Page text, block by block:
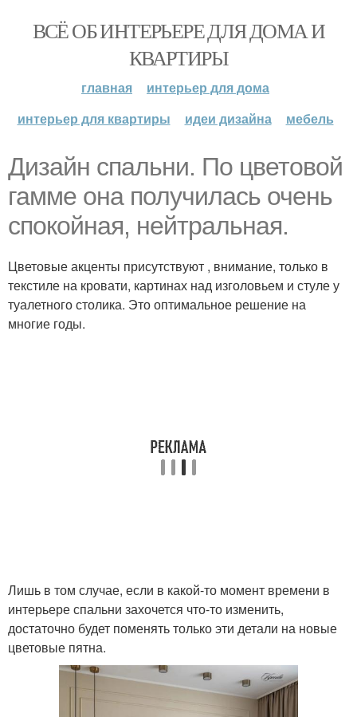
ВСЁ ОБ ИНТЕРЬЕРЕ ДЛЯ ДОМА И
КВАРТИРЫ
главная
интерьер для дома
интерьер для квартиры
идеи дизайна мебель
Дизайн спальни. По цветовой
гамме она получилась очень
спокойная, нейтральная.
Цветовые акценты присутствуют , внимание, только в
текстиле на кровати, картинах над изголовьем и стуле у
туалетного столика. Это оптимальное решение на
многие годы.
Лишь в том случае, если в какой-то момент времени в
интерьере спальни захочется что-то изменить,
достаточно будет поменять только эти детали на новые
цветовые пятна.